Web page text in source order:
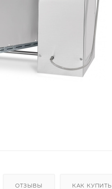
ОТЗЫВЫ КАК КУПИТЬ